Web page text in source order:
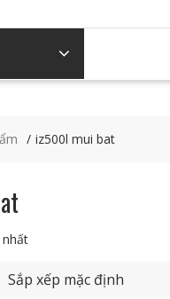
iz500l mui bat
nhất